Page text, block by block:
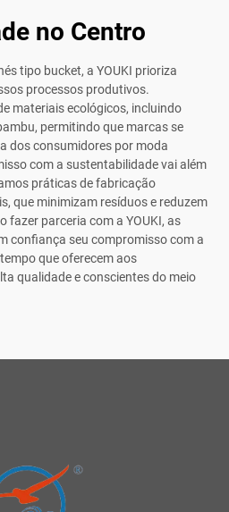
no Centro
tipo bucket, a YOUKI prioriza
processos produtivos.
materiais ecológicos, incluindo
permitindo que marcas se
dos consumidores por moda
com a sustentabilidade vai além
práticas de fabricação
que minimizam resíduos e reduzem
fazer parceria com a YOUKI, as
confiança seu compromisso com a
que oferecem aos
qualidade e conscientes do meio